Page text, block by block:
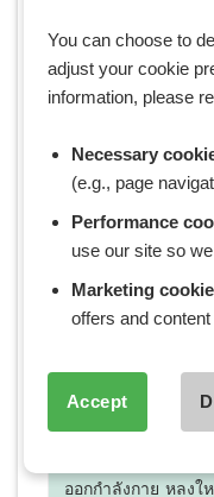
CCIT
https://
ISSA
สุขภาพองค์รวม
จาก Harvard
ออกกำลังกาย หลงใ
You can choose to
adjust your cookie
information, please
Necessary
(e.g., page
Performance
use our site so
Marketing
offers and
Accept